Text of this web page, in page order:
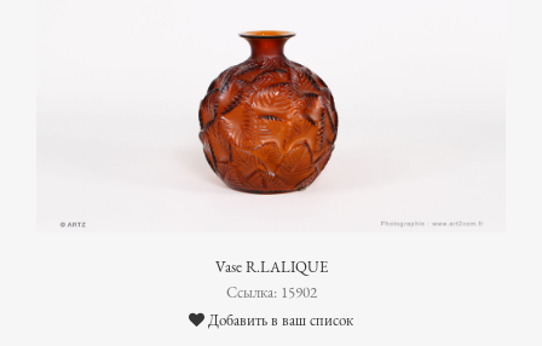
Vase R.LALIQUE
Ссылка: 15902
Добавить в ваш список